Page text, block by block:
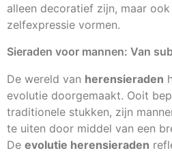
alleen decoratief zijn, maar
zelfexpressie vormen.
Sieraden voor mannen: Van
De wereld van herensieraden
evolutie doorgemaakt. Ooit
traditionele stukken, zijn
te uiten door middel van een
De evolutie herensieraden